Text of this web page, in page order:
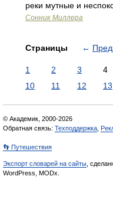
реки мутные и
Сонник Миллера
Страницы ←
1 2 3 4
10
11 12 13
© Академик, 2000-2026
Обратная связь: Техподдержка
👣 Путешествия
Экспорт словарей на сайты ,
WordPress, MODx.